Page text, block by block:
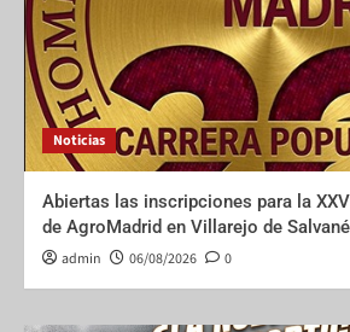
Noticias
Abiertas las inscripciones para la
de AgroMadrid en Villarejo de
admin 06/08/2026 0